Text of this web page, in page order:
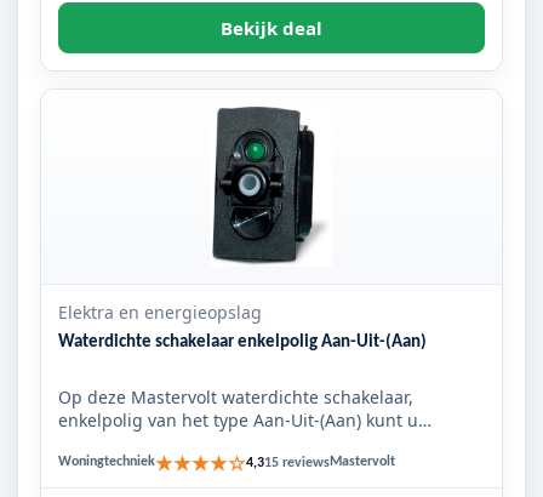
Bekijk deal
Elektra en energieopslag
Waterdichte schakelaar enkelpolig Aan-Uit-(Aan)
Op deze Mastervolt waterdichte schakelaar,
enkelpolig van het type Aan-Uit-(Aan) kunt u
Woningtechniek★★★★☆4,315 reviewsMastervolt